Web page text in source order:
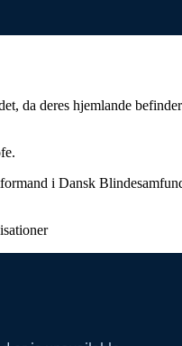
da deres hjemlande
i Dansk